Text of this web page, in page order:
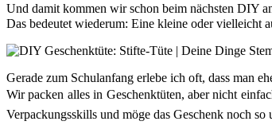
Und damit kommen wir schon beim nächsten DIY
Das bedeutet wiederum: Eine kleine oder vielleicht
Gerade zum Schulanfang erlebe ich oft, dass man
Wir packen alles in Geschenktüten, aber nicht
Verpackungsskills und möge das Geschenk noch